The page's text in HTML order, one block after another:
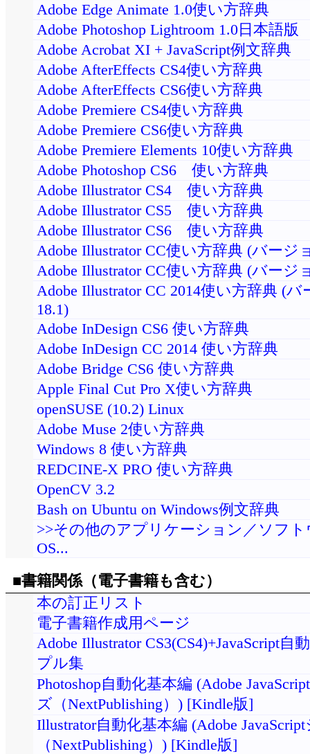
Adobe Edge Animate 1.0使い方辞典
Adobe Photoshop Lightroom 1.0日本語版
Adobe Acrobat XI + JavaScript例文辞典
Adobe AfterEffects CS4使い方辞典
Adobe AfterEffects CS6使い方辞典
Adobe Premiere CS4使い方辞典
Adobe Premiere CS6使い方辞典
Adobe Premiere Elements 10使い方辞典
Adobe Photoshop CS6 使い方辞典
Adobe Illustrator CS4 使い方辞典
Adobe Illustrator CS5 使い方辞典
Adobe Illustrator CS6 使い方辞典
Adobe Illustrator CC使い方辞典 (バージ
Adobe Illustrator CC使い方辞典 (バージ
Adobe Illustrator CC 2014使い方辞典 (
18.1)
Adobe InDesign CS6 使い方辞典
Adobe InDesign CC 2014 使い方辞典
Adobe Bridge CS6 使い方辞典
Apple Final Cut Pro X使い方辞典
openSUSE (10.2) Linux
Adobe Muse 2使い方辞典
Windows 8 使い方辞典
REDCINE-X PRO 使い方辞典
OpenCV 3.2
Bash on Ubuntu on Windows例文辞典
>>その他のアプリケーション／ソフ
OS...
■書籍関係（電子書籍も含む）
本の訂正リスト
電子書籍作成用ページ
Adobe Illustrator CS3(CS4)+JavaScript自
プル集
Photoshop自動化基本編 (Adobe
ズ（NextPublishing）) [Kindle版]
Illustrator自動化基本編 (Adobe
（NextPublishing）) [Kindle版]